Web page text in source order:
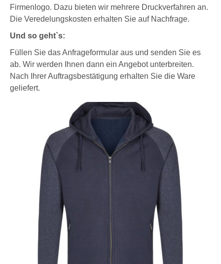
Firmenlogo. Dazu bieten wir mehrere Druckverfahren an.
Die Veredelungskosten erhalten Sie auf Nachfrage.
Und so geht`s:
Füllen Sie das Anfrageformular aus und senden Sie es
ab. Wir werden Ihnen dann ein Angebot unterbreiten.
Nach Ihrer Auftragsbestätigung erhalten Sie die Ware
geliefert.